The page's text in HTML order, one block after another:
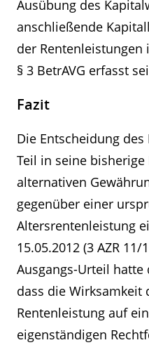
Ausübung des
anschließende
der
§ 3 BetrAVG erfasst
Fazit
Die Entscheidung
Teil in seine
alternativen
gegenüber einer
Altersrentenleistung
15.05.2012 (3 AZR 11/
Ausgangs-Urteil hatte
dass die Wirksamkeit
Rentenleistung auf
eigenständigen